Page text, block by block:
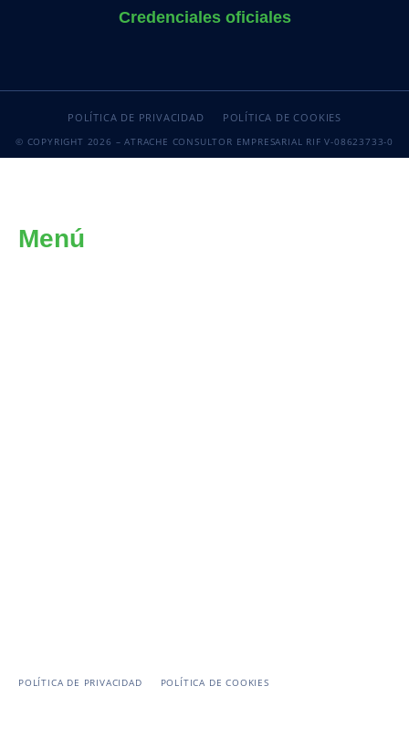
Credenciales oficiales
© COPYRIGHT 2026 – ATRACHE CONSULTOR EMPRESARIAL RIF V-08623733-0
POLÍTICA DE PRIVACIDAD POLÍTICA DE COOKIES
Menú
POLÍTICA DE PRIVACIDAD POLÍTICA DE COOKIES